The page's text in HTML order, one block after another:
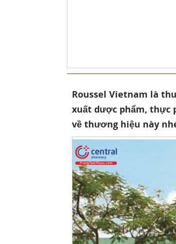
Roussel Vietnam là
xuất dược phẩm, thực
về thương hiệu này